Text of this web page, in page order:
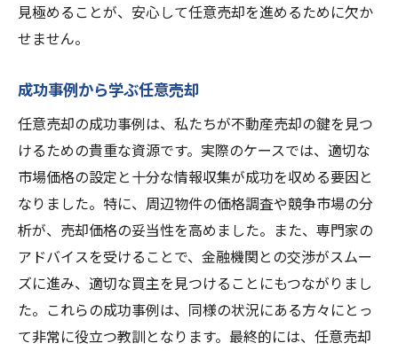
タカクラ株式会社のサポートでスムーズな任意
売却を実現
任意売却コンサルティングの流れ
タカクラ株式会社の実績と信頼性
ワンストップサービスの利便性
お客様の声から見るサポート効果
タカクラ株式会社を選ぶ理由
見極めることが、安心して任意売却を進めるために欠か
せません。
成功事例から学ぶ任意売却
任意売却の成功事例は、私たちが不動産売却の鍵を見つ
けるための貴重な資源です。実際のケースでは、適切な
市場価格の設定と十分な情報収集が成功を収める要因と
なりました。特に、周辺物件の価格調査や競争市場の分
析が、売却価格の妥当性を高めました。また、専門家の
アドバイスを受けることで、金融機関との交渉がスムー
ズに進み、適切な買主を見つけることにもつながりまし
た。これらの成功事例は、同様の状況にある方々にとっ
て非常に役立つ教訓となります。最終的には、任意売却